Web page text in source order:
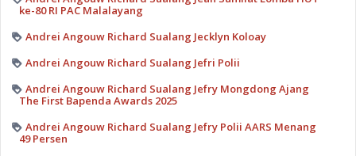
ke-80 RI PAC Malalayang
Andrei Angouw Richard Sualang Jecklyn Koloay
Andrei Angouw Richard Sualang Jefri Polii
Andrei Angouw Richard Sualang Jefry Mongdong Ajang
The First Bapenda Awards 2025
Andrei Angouw Richard Sualang Jefry Polii AARS Menang
49 Persen